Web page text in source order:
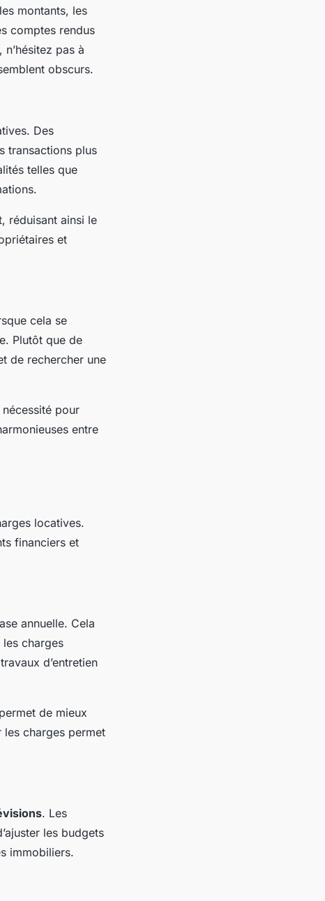
montants, les
comptes rendus
pas à
obscurs.
Des
transactions plus
telles que
réduisant ainsi le
et
cela se
Plutôt que de
de rechercher une
pour
entre
locatives.
financiers et
annuelle. Cela
les charges
d’entretien
de mieux
les charges permet
. Les
les budgets
immobiliers.